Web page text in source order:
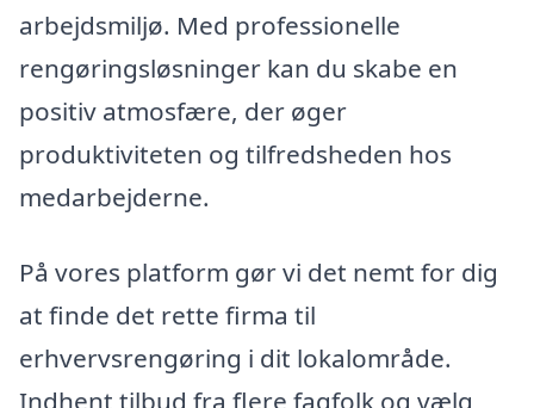
arbejdsmiljø. Med professionelle
rengøringsløsninger kan du skabe en
positiv atmosfære, der øger
produktiviteten og tilfredsheden hos
medarbejderne.
På vores platform gør vi det nemt for dig
at finde det rette firma til
erhvervsrengøring i dit lokalområde.